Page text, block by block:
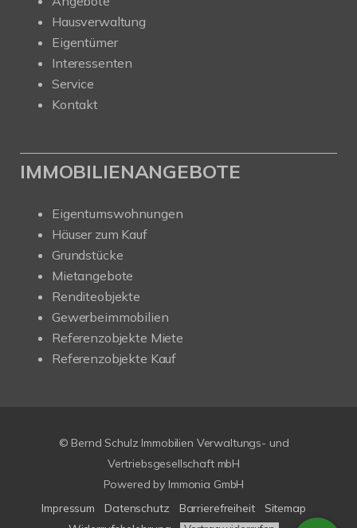
Hausverwaltung
Eigentümer
Interessenten
Service
Kontakt
IMMOBILIENANGEBOTE
Eigentumswohnungen
Häuser zum Kauf
Grundstücke
Mietangebote
Renditeobjekte
Gewerbeimmobilien
Referenzobjekte Miete
Referenzobjekte Kauf
© Bernd Schulz Immobilien Verwaltungs- und
Vertriebsgesellschaft mbH
Powered by Immonia GmbH
Impressum
Datenschutz Barrierefreiheit
Sitemap